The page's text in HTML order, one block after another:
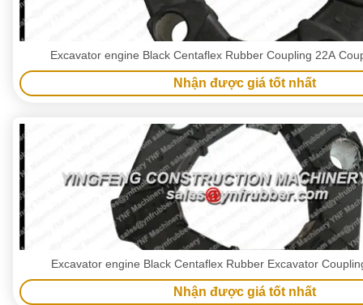
Excavator engine Black Centaflex Rubber Coupling 22A
Nhận được giá tốt nhất
Excavator engine Black Centaflex Rubber Excavator
Nhận được giá tốt nhất